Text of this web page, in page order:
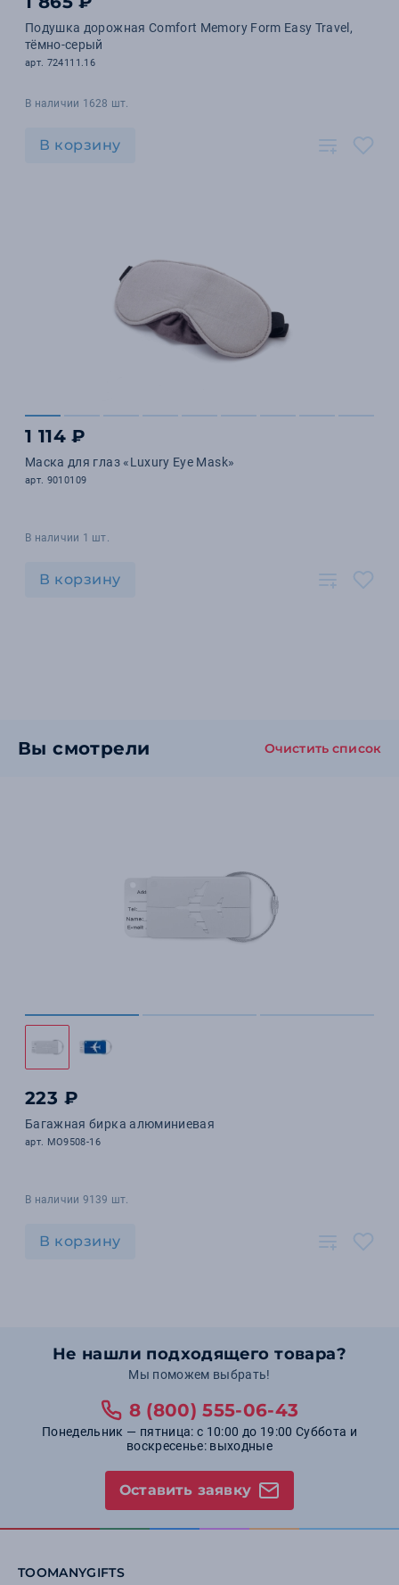
Подушка дорожная Сomfort Memory Form Easy Travel,
тёмно-серый
арт. 724111.16
В наличии 1628 шт.
В корзину
1 114 ₽
Маска для глаз «Luxury Eye Mask»
арт. 9010109
В наличии 1 шт.
В корзину
Вы смотрели Очистить список
223 ₽
Багажная бирка алюминиевая
арт. MO9508-16
В наличии 9139 шт.
В корзину
Не нашли подходящего товара?
Мы поможем выбрать!
8 (800) 555-06-43
Понедельник — пятница: с 10:00 до 19:00 Суббота и
воскресенье: выходные
Оставить заявку
TOOMANYGIFTS